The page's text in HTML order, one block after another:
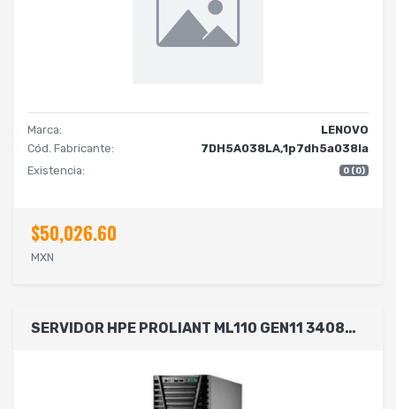
Marca:
LENOVO
Cód. Fabricante:
7DH5A038LA,1p7dh5a038la
Existencia:
0 (0)
$50,026.60
MXN
SERVIDOR HPE PROLIANT ML110 GEN11 3408U 1.8 GHZ 8C 1P 1 X 32 GB-R 4 LFF 2 HDD 4 TB FUENTE 1X500W LA